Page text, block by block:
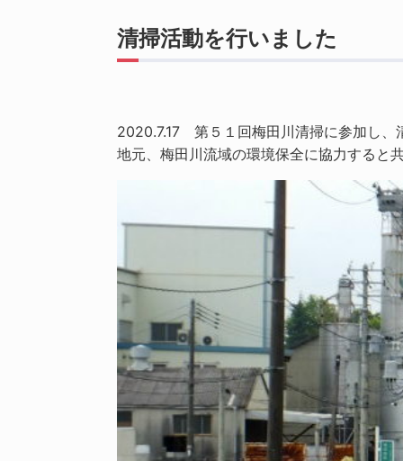
清掃活動を行いました
2020.7.17 第５１回梅田川清掃に参加し、
地元、梅田川流域の環境保全に協力すると